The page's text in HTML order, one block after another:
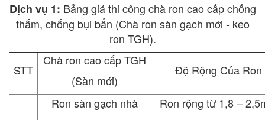
Dịch vụ 1: Bảng giá thi công chà ron cao cấp chống
thấm, chống bụi bẩn (Chà ron sàn gạch mới - keo
ron TGH).
STT
Chà ron cao cấp TGH
(Sàn mới)
Độ Rộng Của Ron
Ron sàn gạch nhà Ron rộng từ 1,8 –